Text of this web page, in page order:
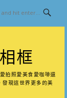
框
拍照愛美食愛咖啡還
發現這世界更多的美